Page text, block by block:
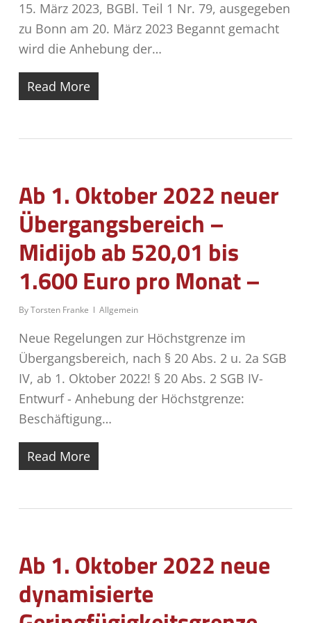
15. März 2023, BGBl. Teil 1 Nr. 79, ausgegeben
zu Bonn am 20. März 2023 Begannt gemacht
wird die Anhebung der…
Read More
Ab 1. Oktober 2022 neuer
Übergangsbereich –
Midijob ab 520,01 bis
1.600 Euro pro Monat –
ByTorsten Franke Allgemein
Neue Regelungen zur Höchstgrenze im
Übergangsbereich, nach § 20 Abs. 2 u. 2a SGB
IV, ab 1. Oktober 2022! § 20 Abs. 2 SGB IV-
Entwurf - Anhebung der Höchstgrenze:
Beschäftigung…
Read More
Ab 1. Oktober 2022 neue
dynamisierte